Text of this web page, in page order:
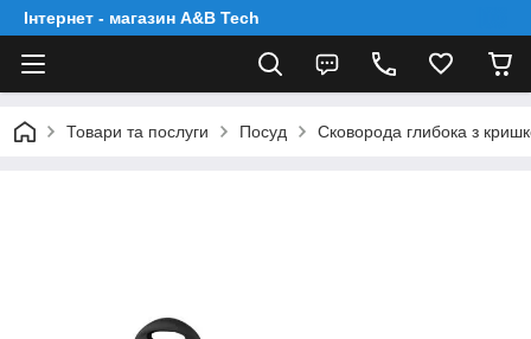
Інтернет - магазин A&B Tech
Товари та послуги Посуд Сковорода глибока з